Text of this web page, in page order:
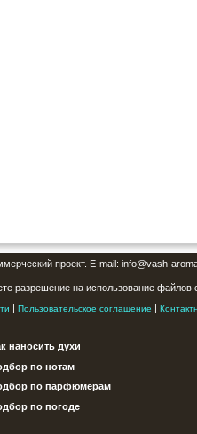
проект. E-mail: info@vash-
разрешение на использование
| Пользовательское соглашение |
наносить духи
по нотам
по парфюмерам
по погоде